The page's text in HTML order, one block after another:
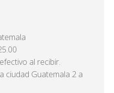
al recibir.
ciudad Guatemala 2 a